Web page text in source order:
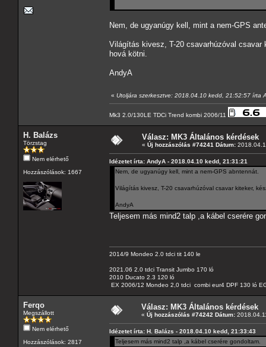
Nem, de ugyanúgy kell, mint a nem-GPS
Világítás kivesz, T-20 csavarhúzóval
hová kötni.
AndyA
« Utoljára szerkesztve: 2018.04.10 kedd, 21:52:57 írta
Mk3 2.0/130LE TDCi Trend kombi 2006/11
H. Balázs
Törzstag
Nem elérhető
Hozzászólások: 1667
Válasz: MK3 Általános kérdések
« Új hozzászólás #74241 Dátum:
Idézetet írta: AndyA - 2018.04.10 kedd, 21:31:21
Nem, de ugyanúgy kell, mint a nem-GPS abntennát.
Világítás kivesz, T-20 csavarhúzóval csavar kiteker,
AndyA
Teljesem más mind2 talp ,a kábel cserére
2014/9 Mondeo 2.0 tdci tit 140 le
2021.06 2.0 tdci Transit Jumbo 170 ló
2010 Ducato 2.3 120 ló
EX 2006/12 Mondeo 2,0 tdci combi eur4 DPF 130 ló
Ferqo
Megszállott
Nem elérhető
Hozzászólások: 2817
Válasz: MK3 Általános kérdések
« Új hozzászólás #74242 Dátum:
Idézetet írta: H. Balázs - 2018.04.10 kedd, 21:33:43
Teljesem más mind2 talp ,a kábel cserére gondoltam.